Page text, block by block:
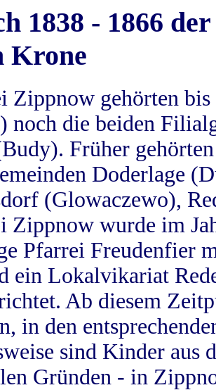
1838 - 1866
Krone
Zippnow gehörten
noch die beiden
Früher
Doderlage
(Glowaczewo),
Zippnow wurde im
Pfarrei Freudenfier
ein Lokalvikariat
Ab diesem
in den
sind Kinder aus
Gründen - in